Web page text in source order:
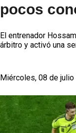
pocos
El entrenador
árbitro y activó una
Miércoles, 08 de